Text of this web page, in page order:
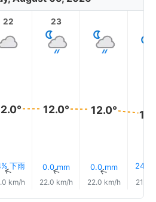
22
下雨
↑
km/h
23
12.0°
0.0 mm
↑
22.0 km/h
12.0°
0.0 mm
↑
22.0 km/h
24%
21.0